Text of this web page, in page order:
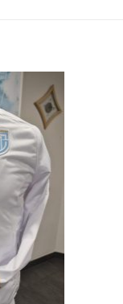
Aggiungi
alla lista
dei
desideri